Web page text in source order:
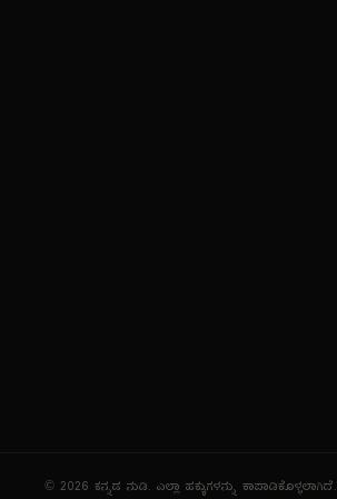
© 2026 ಕನ್ನಡ ನುಡಿ. ಎಲ್ಲಾ ಹಕ್ಕುಗಳನ್ನು ಕಾಪಾಡಿಕೊಳ್ಳಲಾಗಿದೆ.